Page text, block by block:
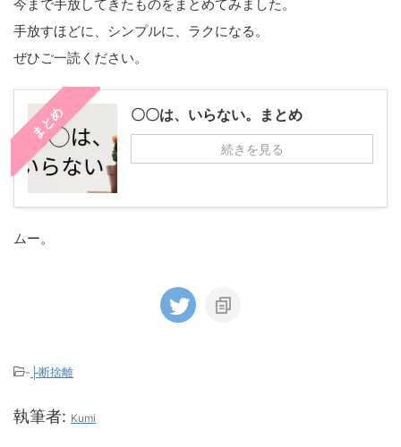
今まで手放してきたものをまとめてみました。
手放すほどに、シンプルに、ラクになる。
ぜひご一読ください。
まとめ 〇〇は、いらない。まとめ
続きを見る
ムー。
- ├断捨離
執筆者: Kumi